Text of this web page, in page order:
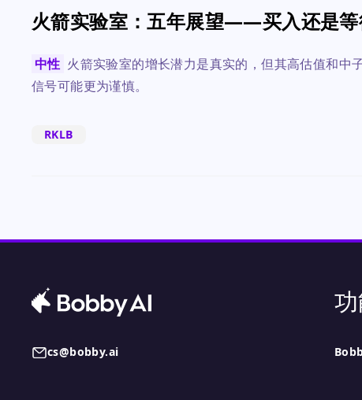
火箭实验室：五年展望——买入还是等
中性 火箭实验室的增长潜力是真实的，但其高估值和中
信号可能更为谨慎。
RKLB
cs@bobby.ai